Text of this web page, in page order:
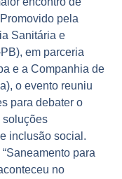
pela
Sanitária e
em parceria
e a Companhia de
o evento reuniu
para debater o
soluções
inclusão social.
para
no